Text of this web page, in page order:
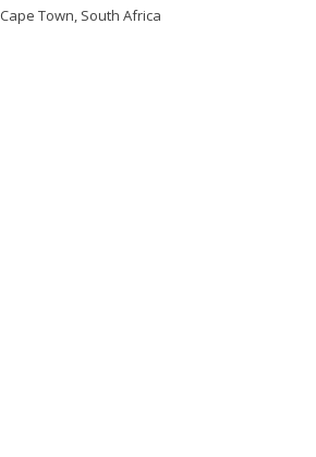
Cape Town, South Africa